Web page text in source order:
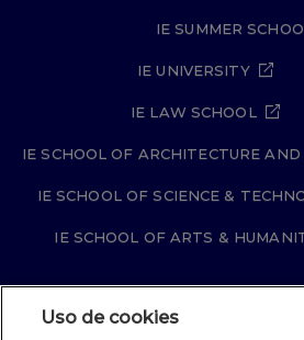
IE SUMMER
IE UNIVERSITY
IE LAW SCHOOL
IE SCHOOL OF ARCHITECTURE AND
IE SCHOOL OF SCIENCE &
IE SCHOOL OF ARTS &
Aviso legal
Uso de cookies